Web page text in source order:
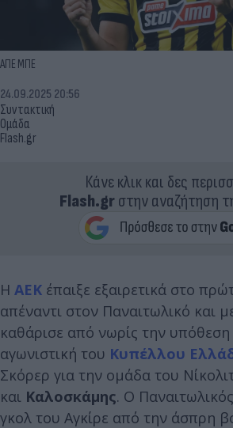
ΑΠΕ ΜΠΕ
Συντακτική
Ομάδα
Flash.gr
24.09.2025 20:56
Κάνε κλικ και δες
Flash.grστην αναζήτηση
Η ΑΕΚ έπαιξε εξαιρετικά στο
απέναντι στον Παναιτωλικό και
καθάρισε από νωρίς την υπόθεση
αγωνιστική του Κυπέλλου
Σκόρερ για την ομάδα του
και Καλοσκάμης. Ο
γκολ του Aγκίρε από την άσπρη